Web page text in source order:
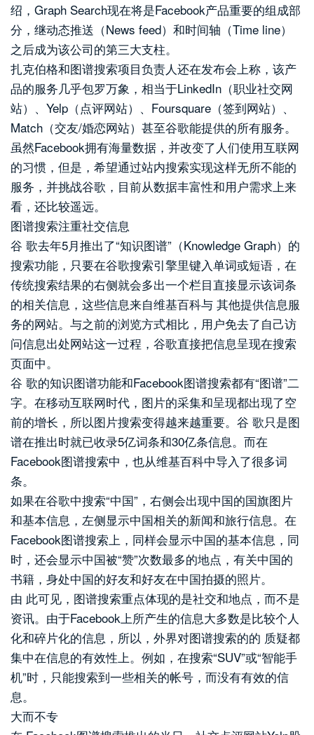
绍，Graph Search现在将是Facebook产品重要的组成部
分，继动态推送（News feed）和时间轴（Time line）
之后成为该公司的第三大支柱。
扎克伯格和图谱搜索项目负责人还在发布会上称，该产
品的服务几乎包罗万象，相当于LinkedIn（职业社交网
站）、Yelp（点评网站）、Foursquare（签到网站）、
Match（交友/婚恋网站）甚至谷歌能提供的所有服务。
虽然Facebook拥有海量数据，并改变了人们使用互联网
的习惯，但是，希望通过站内搜索实现这样无所不能的
服务，并挑战谷歌，目前从数据丰富性和用户需求上来
看，还比较遥远。
图谱搜索注重社交信息
谷 歌去年5月推出了“知识图谱”（Knowledge Graph）的
搜索功能，只要在谷歌搜索引擎里键入单词或短语，在
传统搜索结果的右侧就会多出一个栏目直接显示该词条
的相关信息，这些信息来自维基百科与 其他提供信息服
务的网站。与之前的浏览方式相比，用户免去了自己访
问信息出处网站这一过程，谷歌直接把信息呈现在搜索
页面中。
谷 歌的知识图谱功能和Facebook图谱搜索都有“图谱”二
字。在移动互联网时代，图片的采集和呈现都出现了空
前的增长，所以图片搜索变得越来越重要。谷 歌只是图
谱在推出时就已收录5亿词条和30亿条信息。而在
Facebook图谱搜索中，也从维基百科中导入了很多词
条。
如果在谷歌中搜索“中国”，右侧会出现中国的国旗图片
和基本信息，左侧显示中国相关的新闻和旅行信息。在
Facebook图谱搜索上，同样会显示中国的基本信息，同
时，还会显示中国被“赞”次数最多的地点，有关中国的
书籍，身处中国的好友和好友在中国拍摄的照片。
由 此可见，图谱搜索重点体现的是社交和地点，而不是
资讯。由于Facebook上所产生的信息大多数是比较个人
化和碎片化的信息，所以，外界对图谱搜索的的 质疑都
集中在信息的有效性上。例如，在搜索“SUV”或“智能手
机”时，只能搜索到一些相关的帐号，而没有有效的信
息。
大而不专